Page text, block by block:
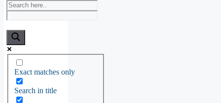
Exact matches only
Search in title